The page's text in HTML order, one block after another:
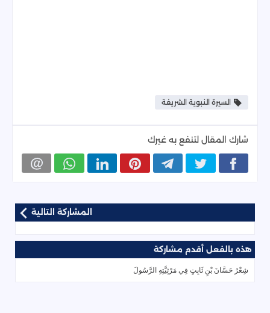
السيرة النبوية الشريفة
شارك المقال لتنفع به غيرك
المشاركة التالية
هذه بالفعل أقدم مشاركة
شِعْرُ حَسَّانَ بْنِ ثَابِتٍ فِي مَرْثِيَّتِهِ الرَّسُولَ